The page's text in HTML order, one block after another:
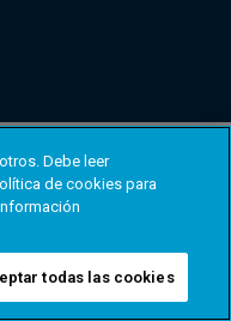
Debe leer
de cookies para
todas las cookies